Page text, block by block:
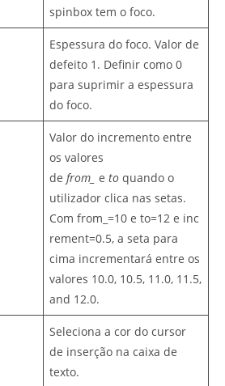
spinbox tem o foco.
Espessura do foco. Valor de
defeito 1. Definir como 0
para suprimir a espessura
do foco.
Valor do incremento entre
os valores
de from_ e to quando o
utilizador clica nas setas.
Com from_=10 e to=12 e inc
rement=0.5, a seta para
cima incrementará entre os
valores 10.0, 10.5, 11.0, 11.5,
and 12.0.
Seleciona a cor do cursor
de inserção na caixa de
texto.